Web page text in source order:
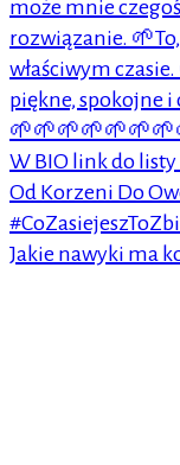
Jakie nawyki ma